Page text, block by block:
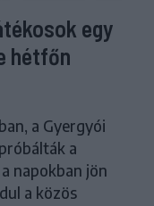
egy
hétfőn
a Gyergyói
a
napokban jön
a közös